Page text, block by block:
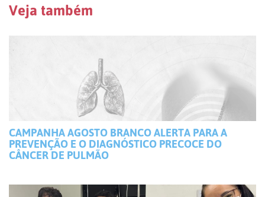
Veja também
CAMPANHA AGOSTO BRANCO ALERTA PARA A
PREVENÇÃO E O DIAGNÓSTICO PRECOCE DO
CÂNCER DE PULMÃO